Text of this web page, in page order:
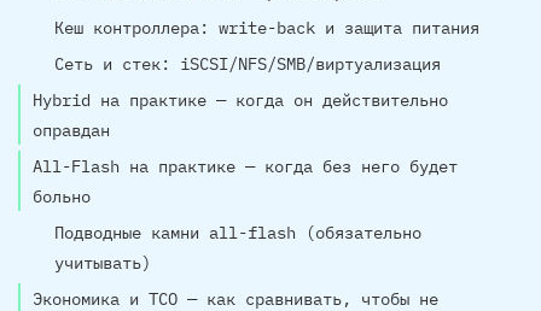
Кеш контроллера: write-back и защита питания
Сеть и стек: iSCSI/NFS/SMB/виртуализация
Hybrid на практике — когда он действительно
оправдан
All-Flash на практике — когда без него будет
больно
Подводные камни all-flash (обязательно
учитывать)
Экономика и TCO — как сравнивать, чтобы не